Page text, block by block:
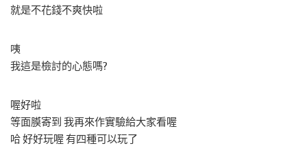
就是不花錢不爽快啦
咦
我這是檢討的心態嗎?
喔好啦
等面膜寄到 我再來作實驗給大家看喔
哈 好好玩喔 有四種可以玩了